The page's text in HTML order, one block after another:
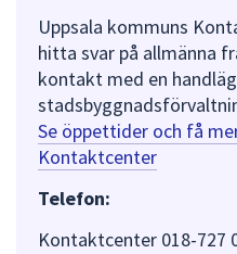
Uppsala kommuns
hitta svar på allmänna
kontakt med en
Se öppettider och få
Kontaktcenter
Telefon:
Kontaktcenter 018-727